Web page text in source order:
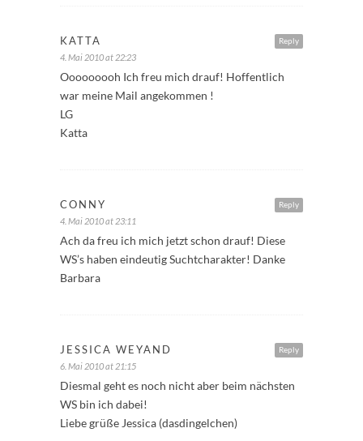
Reply
KATTA
4. Mai 2010 at 22:23
Ooooooooh Ich freu mich drauf! Hoffentlich
war meine Mail angekommen !
LG
Katta
Reply
CONNY
4. Mai 2010 at 23:11
Ach da freu ich mich jetzt schon drauf! Diese
WS’s haben eindeutig Suchtcharakter! Danke
Barbara
Reply
JESSICA WEYAND
6. Mai 2010 at 21:15
Diesmal geht es noch nicht aber beim nächsten
WS bin ich dabei!
Liebe grüße Jessica (dasdingelchen)